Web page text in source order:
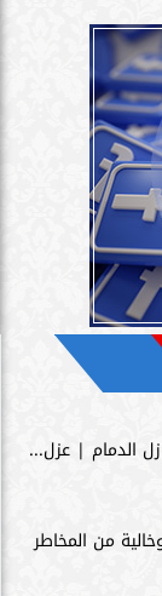
الدمام | عزل...
من المخاطر